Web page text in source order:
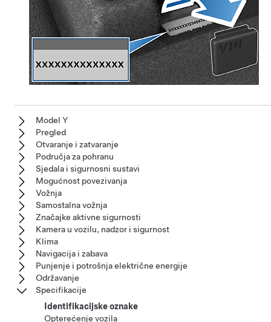
Model Y
Pregled
Otvaranje i zatvaranje
Područja za pohranu
Sjedala i sigurnosni sustavi
Mogućnost povezivanja
Vožnja
Samostalna vožnja
Značajke aktivne sigurnosti
Kamera u vozilu, nadzor i sigurnost
Klima
Navigacija i zabava
Punjenje i potrošnja električne energije
Održavanje
Specifikacije
Identifikacijske oznake
Opterećenje vozila